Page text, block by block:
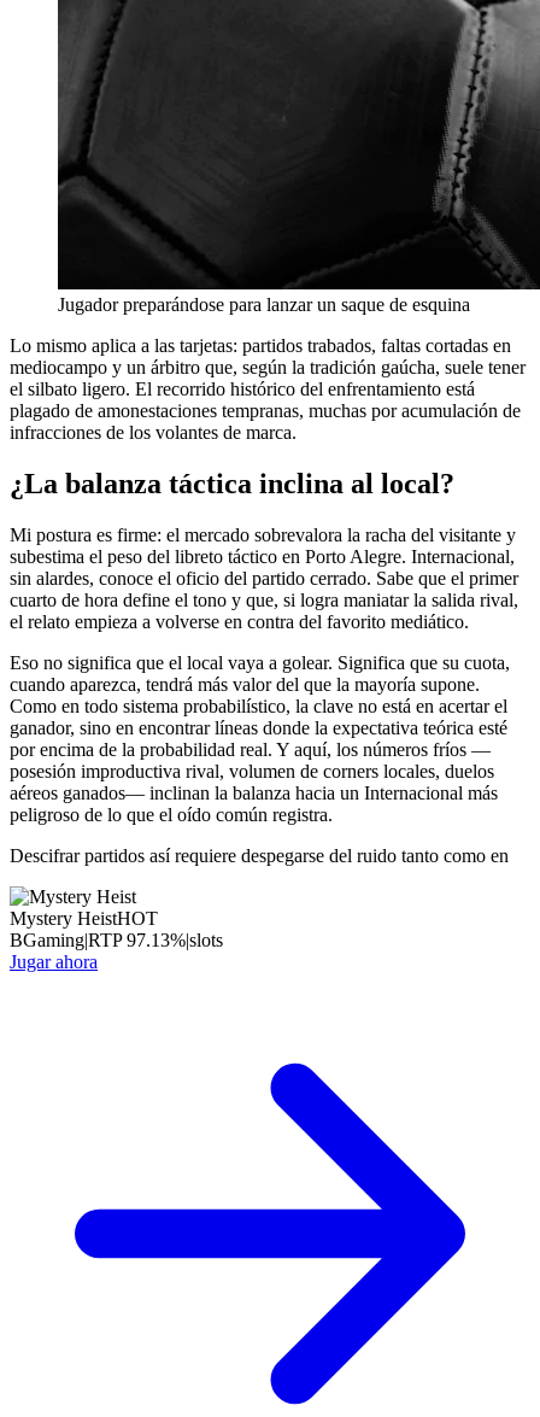
Jugador preparándose para lanzar un saque de esquina
Lo mismo aplica a las tarjetas: partidos trabados, faltas cortadas en
mediocampo y un árbitro que, según la tradición gaúcha, suele tener
el silbato ligero. El recorrido histórico del enfrentamiento está
plagado de amonestaciones tempranas, muchas por acumulación de
infracciones de los volantes de marca.
¿La balanza táctica inclina al local?
Mi postura es firme: el mercado sobrevalora la racha del visitante y
subestima el peso del libreto táctico en Porto Alegre. Internacional,
sin alardes, conoce el oficio del partido cerrado. Sabe que el primer
cuarto de hora define el tono y que, si logra maniatar la salida rival,
el relato empieza a volverse en contra del favorito mediático.
Eso no significa que el local vaya a golear. Significa que su cuota,
cuando aparezca, tendrá más valor del que la mayoría supone.
Como en todo sistema probabilístico, la clave no está en acertar el
ganador, sino en encontrar líneas donde la expectativa teórica esté
por encima de la probabilidad real. Y aquí, los números fríos —
posesión improductiva rival, volumen de corners locales, duelos
aéreos ganados— inclinan la balanza hacia un Internacional más
peligroso de lo que el oído común registra.
Descifrar partidos así requiere despegarse del ruido tanto como en
Mystery HeistHOT
BGaming|RTP97.13%|slots
Jugar ahora